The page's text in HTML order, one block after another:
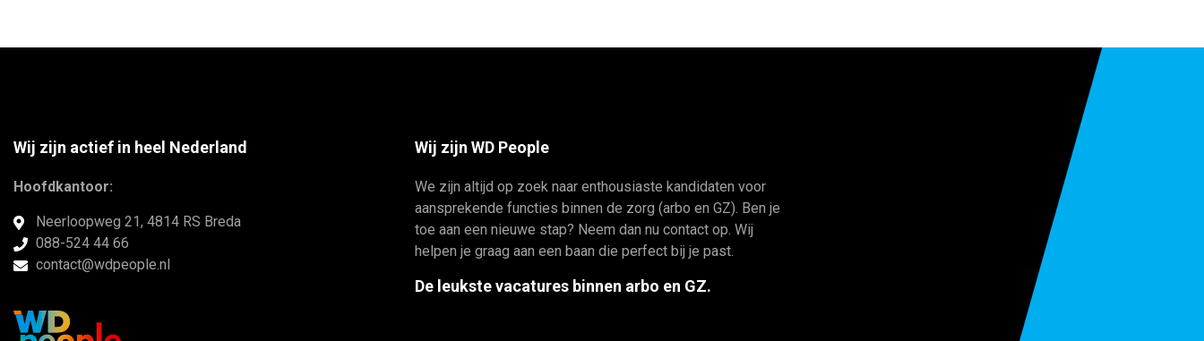
Wij zijn actief in heel Nederland
Hoofdkantoor:
Neerloopweg 21, 4814 RS Breda
088-524 44 66
contact@wdpeople.nl
Wij zijn WD People
We zijn altijd op zoek naar enthousiaste kandidaten voor
aansprekende functies binnen de zorg (arbo en GZ). Ben je
toe aan een nieuwe stap? Neem dan nu contact op. Wij
helpen je graag aan een baan die perfect bij je past.
De leukste vacatures binnen arbo en GZ.